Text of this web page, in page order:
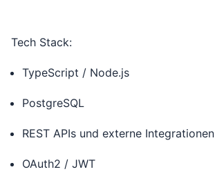
Tech Stack:
TypeScript / Node.js
PostgreSQL
REST APIs und externe Integrationen
OAuth2 / JWT